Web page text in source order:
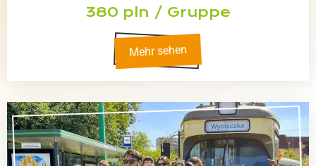
380 pln / Gruppe
Mehr sehen